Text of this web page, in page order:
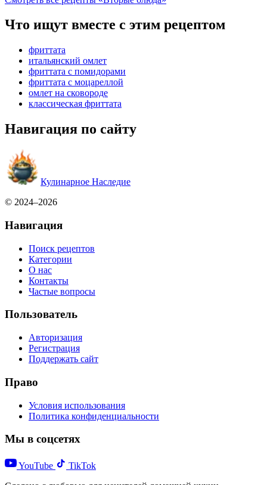
Что ищут вместе с этим рецептом
фриттата
итальянский омлет
фриттата с помидорами
фриттата с моцареллой
омлет на сковороде
классическая фриттата
Навигация по сайту
Кулинарное Наследие
© 2024–2026
Навигация
Поиск рецептов
Категории
О нас
Контакты
Частые вопросы
Пользователь
Авторизация
Регистрация
Поддержать сайт
Право
Условия использования
Политика конфиденциальности
Мы в соцсетях
YouTube
TikTok